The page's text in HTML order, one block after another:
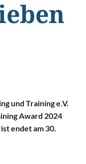
und Training e.V.
Award 2024
endet am 30.